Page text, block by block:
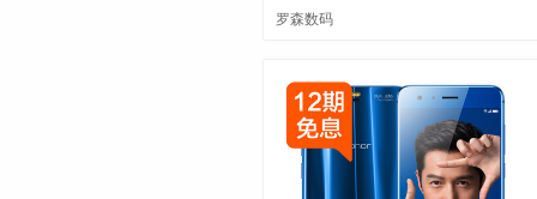
罗森数码